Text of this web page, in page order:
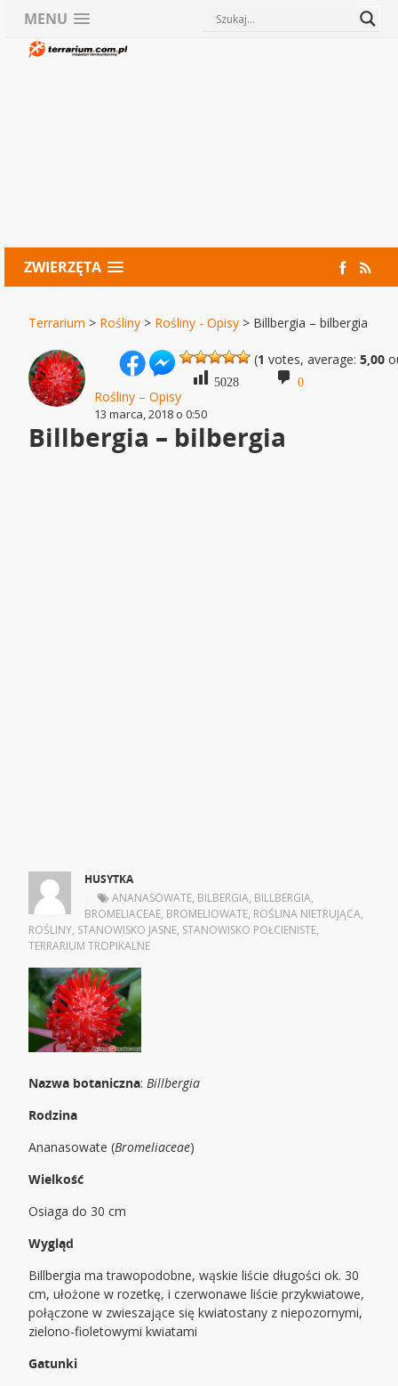
MENU
ZWIERZĘTA
Terrarium > Rośliny > Rośliny - Opisy > Billbergia – bilbergia
(1 votes, average:5,00
5028 0
Rośliny – Opisy
13 marca, 2018 o 0:50
Billbergia – bilbergia
HUSYTKA
ANANASOWATE, BILBERGIA, BILLBERGIA,
BROMELIACEAE, BROMELIOWATE, ROŚLINA NIETRUJĄCA,
ROŚLINY, STANOWISKO JASNE, STANOWISKO POŁCIENISTE,
TERRARIUM TROPIKALNE
Nazwa botaniczna:Billbergia
Rodzina
Ananasowate (Bromeliaceae)
Wielkość
Osiaga do 30 cm
Wygląd
Billbergia ma trawopodobne, wąskie liście długości ok. 30
cm, ułożone w rozetkę, i czerwonawe liście przykwiatowe,
połączone w zwieszające się kwiatostany z niepozornymi,
zielono-fioletowymi kwiatami
Gatunki